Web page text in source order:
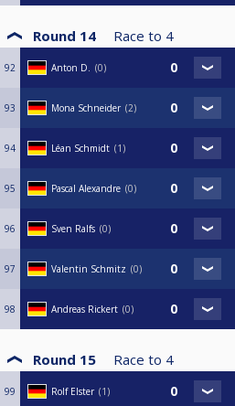
Round 14 Race to 4
92 Anton D. 0
93 Mona Schneider 2
94 Léan Schmidt 1
95 Pascal Alexandre 0
96 Sven Ralfs 0
97 Valentin Schmitz 0
98 Andreas Rickert 0
Round 15 Race to 4
99 Rolf Elster 1